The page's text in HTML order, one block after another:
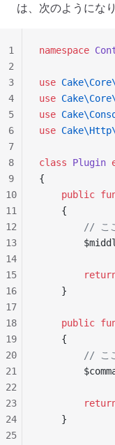
は、次のようにな
namespace
use
use
use
use
class Plugin
{
    public
    {
// こ
    }
    public
    {
// こ
    }
1
2
3
4
5
6
7
8
9
10
11
12
13
14
15
16
17
18
19
20
21
22
23
24
25